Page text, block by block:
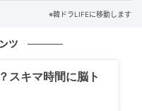
※韓ドラLIFEに移動します
ツ
スキマ時間に脳ト